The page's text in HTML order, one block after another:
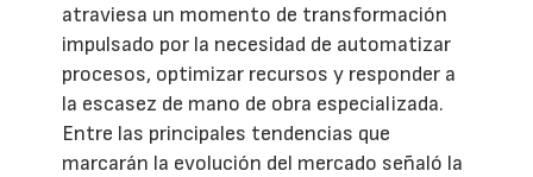
atraviesa un momento de transformación
impulsado por la necesidad de automatizar
procesos, optimizar recursos y responder a
la escasez de mano de obra especializada.
Entre las principales tendencias que
marcarán la evolución del mercado señaló la